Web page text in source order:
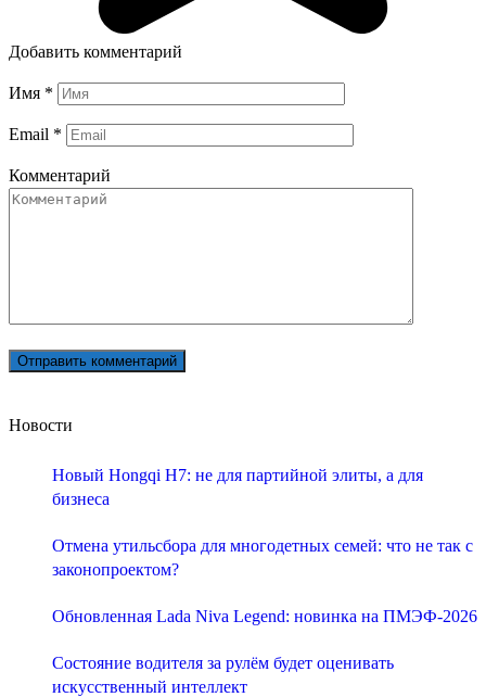
Добавить комментарий
Имя *
Email *
Комментарий
Новости
Новый Hongqi H7: не для партийной элиты, а для
бизнеса
Отмена утильсбора для многодетных семей: что не так с
законопроектом?
Обновленная Lada Niva Legend: новинка на ПМЭФ-2026
Состояние водителя за рулём будет оценивать
искусственный интеллект